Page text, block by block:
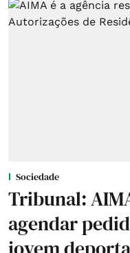
Sociedade
Tribunal:
agendar